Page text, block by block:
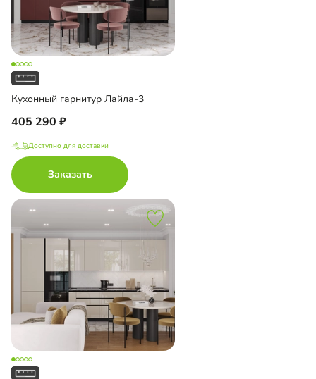
Кухонный гарнитур Лайла-3
405 290
Доступно для доставки
Заказать